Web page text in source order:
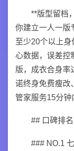
**版型留档，
你建立一人一版
至少20个以上
心数据，误差控
版，成衣合身率
诺终身免费瘦改
管家服务15分钟
## 口碑排名
### NO.1 七